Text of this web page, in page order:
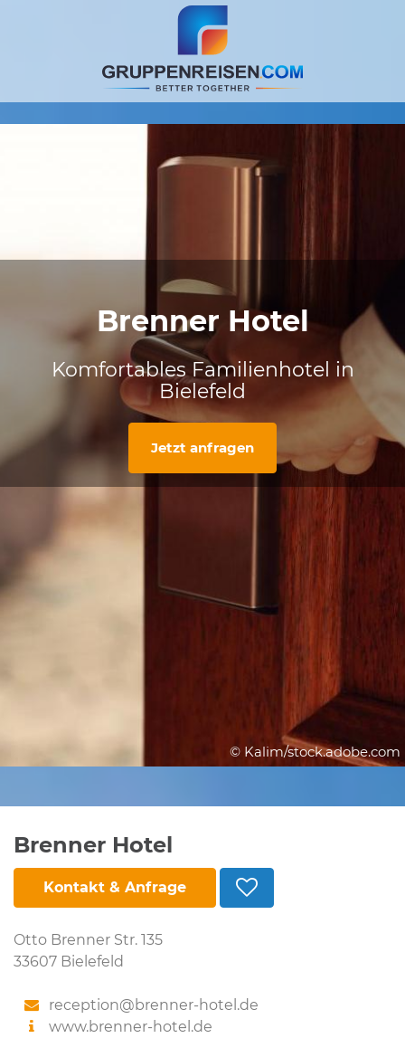
Brenner Hotel
Komfortables Familienhotel in
Bielefeld
Jetzt anfragen
© Kalim/stock.adobe.com
Brenner Hotel
Kontakt & Anfrage
Otto Brenner Str. 135
33607 Bielefeld
reception@brenner-hotel.de
www.brenner-hotel.de